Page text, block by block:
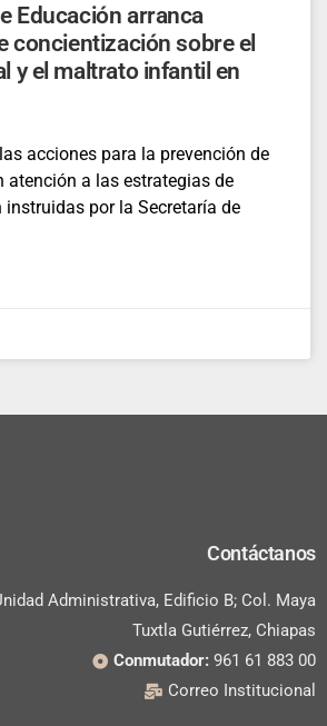
Educación arranca
concientización sobre el
y el maltrato infantil en
acciones para la prevención de
atención a las estrategias de
por la Secretaría de
Contáctanos
Administrativa, Edificio B; Col. Maya
Tuxtla Gutiérrez, Chiapas
Conmutador: 961 61 883 00
Correo Institucional